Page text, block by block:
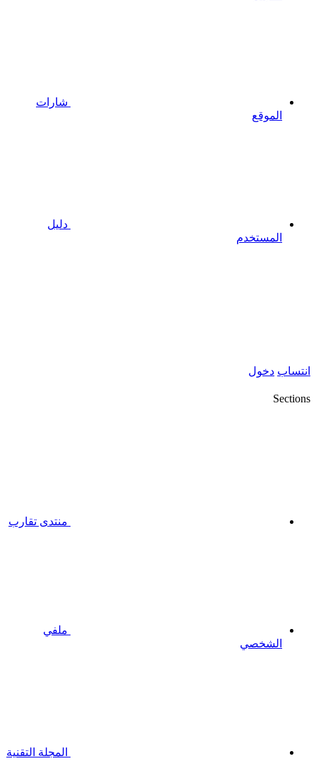
شارات
الموقع
دليل
المستخدم
انتساب دخول
Sections
منتدى تقارب
ملفي
الشخصي
المجلة التقنية